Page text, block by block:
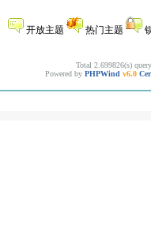
开放主题 热门主题
Total 2.699826(s)
Powered by PHPWind v6.0